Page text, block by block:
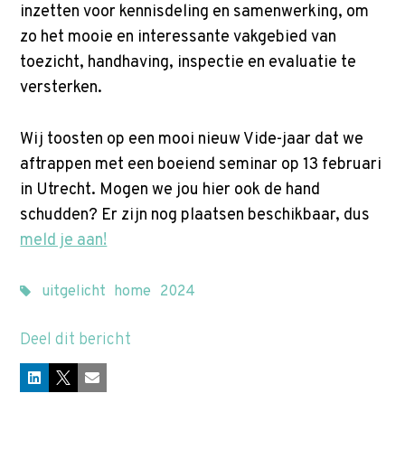
o
n
a
v
g
a
t
i
o
J
m
p
t
inzetten voor kennisdeling en samenwerking, om
zo het mooie en interessante vakgebied van
toezicht, handhaving, inspectie en evaluatie te
versterken.
Wij toosten op een mooi nieuw Vide-jaar dat we
aftrappen met een boeiend seminar op 13 februari
in Utrecht. Mogen we jou hier ook de hand
schudden? Er zijn nog plaatsen beschikbaar, dus
meld je aan!
uitgelicht home 2024
Deel dit bericht
LinkedIn
X E-mail